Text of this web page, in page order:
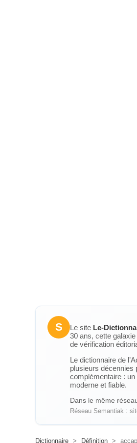
S Le site Le-
30 ans, cette
de vérification
Le dictionnaire de
plusieurs décennies
complémentaire : un
moderne et fiable.
Dans le même
Réseau Semantiak :
Dictionnaire > Définition >